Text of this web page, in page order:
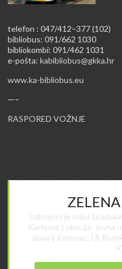
telefon : 047/412–377 (102)
bibliobus: 091/662 1030
bibliokombi: 091/462 1031
e-pošta:kabibliobus@gkka.hr
www.ka-bibliobus.eu
—–
RASPORED VOŽNJE
Izdvojeni je odjel
Karlovac Lokacija: Javna
akvarij Karlovac, Ul.